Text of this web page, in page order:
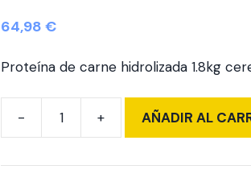
64,98€
Proteína de carne hidrolizada 1.8kg
1,8
AÑADIR AL